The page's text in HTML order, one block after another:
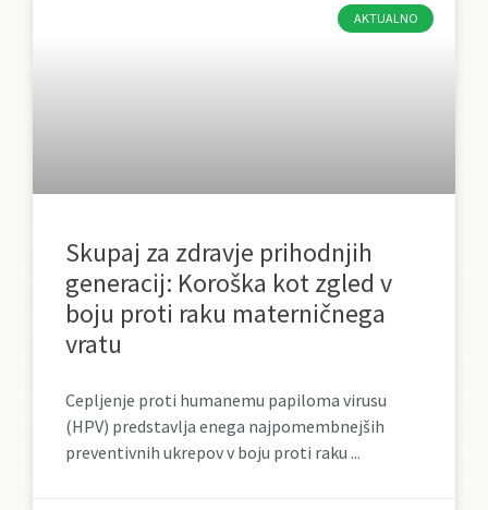
AKTUALNO
Skupaj za zdravje prihodnjih
generacij: Koroška kot zgled v
boju proti raku materničnega
vratu
Cepljenje proti humanemu papiloma virusu
(HPV) predstavlja enega najpomembnejših
preventivnih ukrepov v boju proti raku